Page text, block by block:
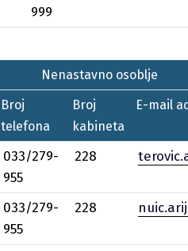
999
Nenastavno osoblje
Broj
telefona
Broj
kabineta
E-mail
033/279-
955
228
033/279-
955
228